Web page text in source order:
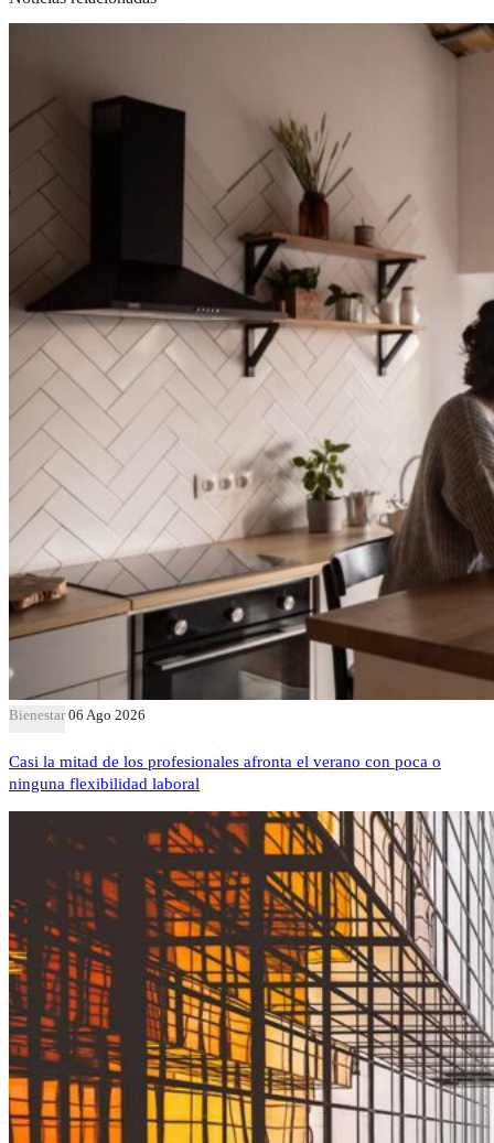
Bienestar 06 Ago 2026
Casi la mitad de los profesionales afronta el verano con poca o
ninguna flexibilidad laboral